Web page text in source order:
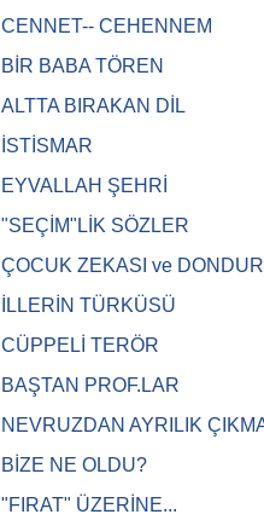
CENNET-- CEHENNEM
BİR BABA TÖREN
ALTTA BIRAKAN DİL
İSTİSMAR
EYVALLAH ŞEHRİ
"SEÇİM"LİK SÖZLER
ÇOCUK ZEKASI ve
İLLERİN TÜRKÜSÜ
CÜPPELİ TERÖR
BAŞTAN PROF.LAR
NEVRUZDAN AYRILIK
BİZE NE OLDU?
"FIRAT" ÜZERİNE...